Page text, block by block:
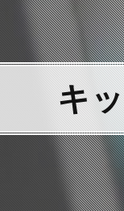
キ